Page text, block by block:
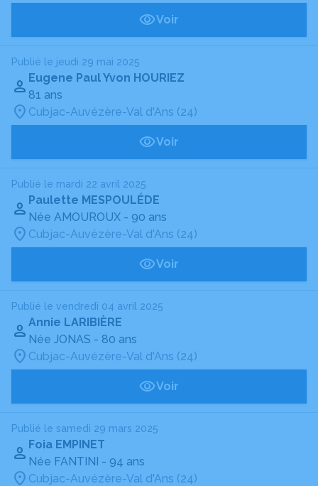
Voir
Publié le jeudi 29 mai 2025
Eugene Paul Yvon HOURIEZ
81 ans
Cubjac-Auvézère-Val d'Ans (24)
Voir
Publié le mardi 22 avril 2025
Paulette MESPOULÉDE
Née AMOUROUX - 90 ans
Cubjac-Auvézère-Val d'Ans (24)
Voir
Publié le vendredi 04 avril 2025
Annie LARIBIÈRE
Née JONAS - 80 ans
Cubjac-Auvézère-Val d'Ans (24)
Voir
Publié le samedi 29 mars 2025
Foia EMPINET
Née FANTINI - 94 ans
Cubjac-Auvézère-Val d'Ans (24)